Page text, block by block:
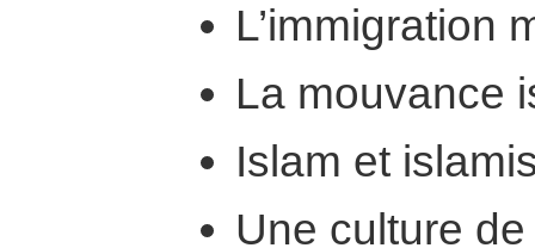
L’immigration
La mouvance
Islam et
Une culture